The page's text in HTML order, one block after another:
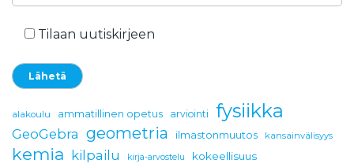
ammatillinen opetus
ansiokehitys arviointi
arvosanat astrobiologia atomimalli
avaruus babylonia baltia biologia
Tilaan uutiskirjeen
alakoulu ammatillinen opetus arviointi fysiikka
GeoGebra geometria ilmastonmuutos kansainvälisyys
kemia kilpailu kirja-arvostelu
kokeellisuus